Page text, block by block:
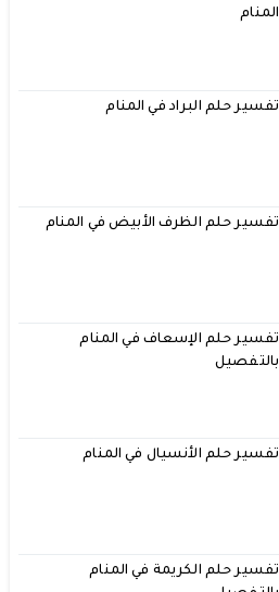
المنام
تفسير حلم البراد في المنام
تفسير حلم الظرف الأبيض في المنام
تفسير حلم الإسعاف في المنام
بالتفصيل
تفسير حلم الأنسيال في المنام
تفسير حلم الكريمة في المنام